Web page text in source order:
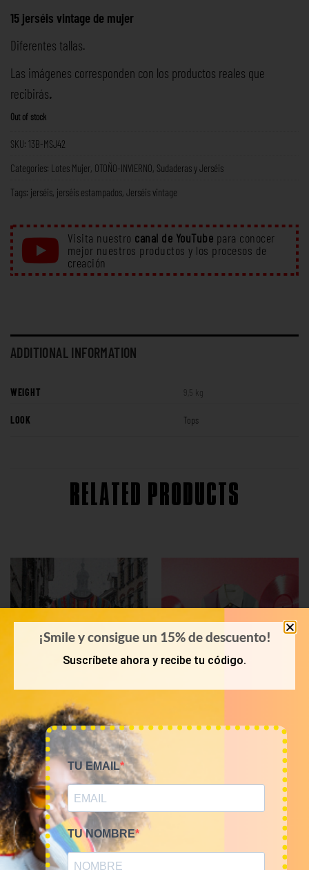
15 jerséis vintage de mujer
Diferentes tallas.
Las imágenes corresponden con los productos reales que
recibirás.
Out of stock
SKU: 13B-MSJ42
Categories: Lotes Mujer OTOÑO-INVIERNO Sudaderas y Jerséis
Tags: jerséis jerséis estampados Jerséis vintage
Visita nuestro canal de YouTube para conocer
mejor nuestros productos y los procesos de
creación
ADDITIONAL INFORMATION
WEIGHT 9,5 kg
LOOK Tops
RELATED PRODUCTS
OTOÑO-INVIERNO
Mix jerseis vintage 12€/kg
60,00€ –240,00€ (sin IVA)
Mix de prendas vintage
(sin IVA)
¡Smile y consigue un 15% de descuento!
Suscríbete ahora y recibe tu código.
TU EMAIL
TU NOMBRE